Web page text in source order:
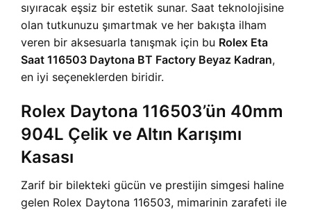
sıyıracak eşsiz bir estetik sunar. Saat teknolojisine
olan tutkunuzu şımartmak ve her bakışta ilham
veren bir aksesuarla tanışmak için bu Rolex Eta
Saat 116503 Daytona BT Factory Beyaz Kadran,
en iyi seçeneklerden biridir.
Rolex Daytona 116503’ün 40mm
904L Çelik ve Altın Karışımı
Kasası
Zarif bir bilekteki gücün ve prestijin simgesi haline
gelen Rolex Daytona 116503, mimarinin zarafeti ile